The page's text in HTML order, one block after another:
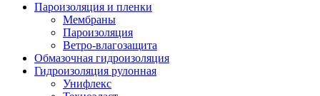
Пароизоляция и пленки
Мембраны
Пароизоляция
Ветро-влагозащита
Обмазочная гидроизоляция
Гидроизоляция рулонная
Унифлекс